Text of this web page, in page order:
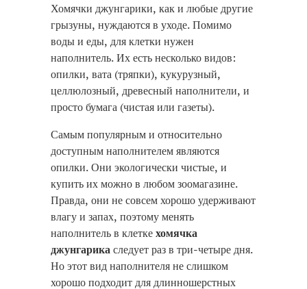
Хомячки джунгарики, как и любые другие
грызуны, нуждаются в уходе. Помимо
воды и еды, для клетки нужен
наполнитель. Их есть несколько видов:
опилки, вата (тряпки), кукурузный,
целлюлозный, древесный наполнители, и
просто бумага (чистая или газеты).
Самым популярным и относительно
доступным наполнителем являются
опилки. Они экологически чистые, и
купить их можно в любом зоомагазине.
Правда, они не совсем хорошо удерживают
влагу и запах, поэтому менять
наполнитель в клеткехомячка
джунгарикаследует раз в три-четыре дня.
Но этот вид наполнителя не слишком
хорошо подходит для длинношерстных